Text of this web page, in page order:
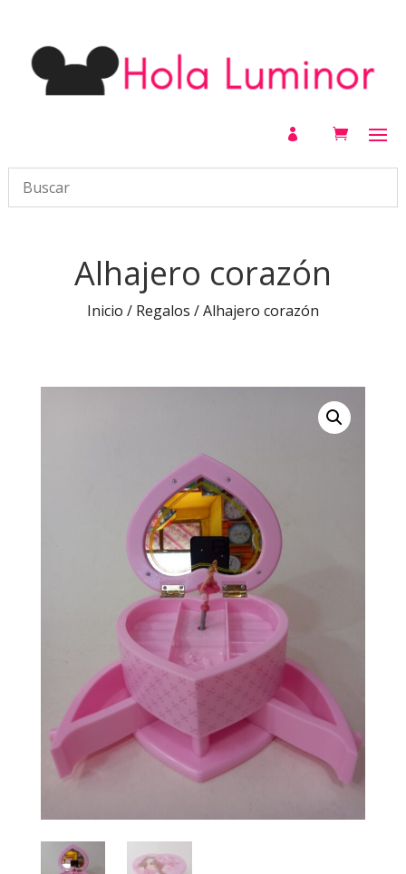

Alhajero corazón
Inicio / Regalos / Alhajero corazón